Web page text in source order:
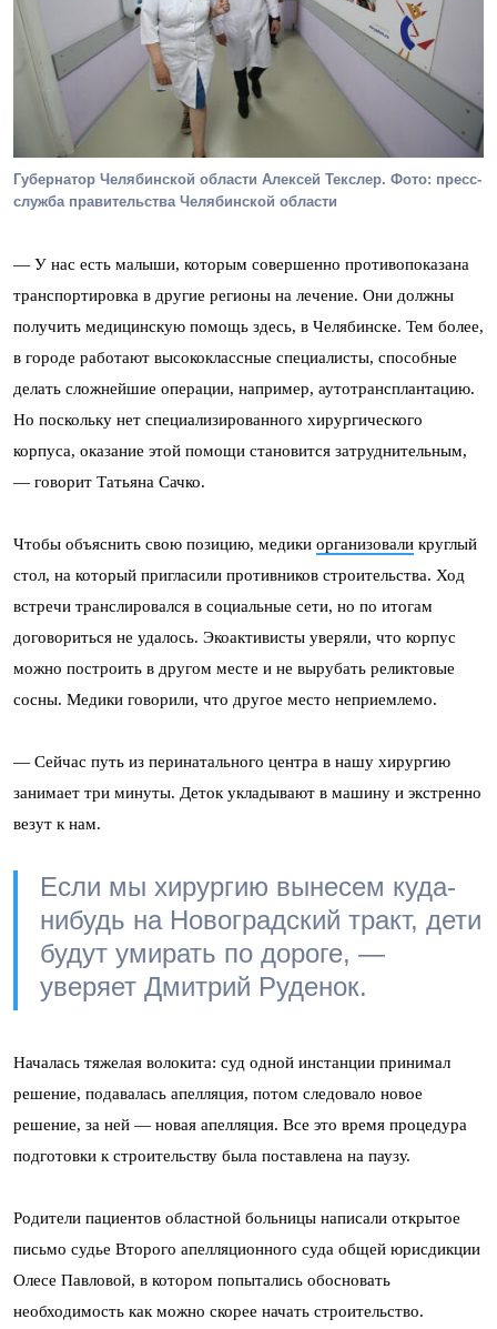
Губернатор Челябинской области Алексей Текслер. Фото: пресс-
служба правительства Челябинской области
— У нас есть малыши, которым совершенно противопоказана
транспортировка в другие регионы на лечение. Они должны
получить медицинскую помощь здесь, в Челябинске. Тем более,
в городе работают высококлассные специалисты, способные
делать сложнейшие операции, например, аутотрансплантацию.
Но поскольку нет специализированного хирургического
корпуса, оказание этой помощи становится затруднительным,
— говорит Татьяна Сачко.
Чтобы объяснить свою позицию, медики организовали круглый
стол, на который пригласили противников строительства. Ход
встречи транслировался в социальные сети, но по итогам
договориться не удалось. Экоактивисты уверяли, что корпус
можно построить в другом месте и не вырубать реликтовые
сосны. Медики говорили, что другое место неприемлемо.
— Сейчас путь из перинатального центра в нашу хирургию
занимает три минуты. Деток укладывают в машину и экстренно
везут к нам.
Если мы хирургию вынесем куда-
нибудь на Новоградский тракт, дети
будут умирать по дороге, —
уверяет Дмитрий Руденок.
Началась тяжелая волокита: суд одной инстанции принимал
решение, подавалась апелляция, потом следовало новое
решение, за ней — новая апелляция. Все это время процедура
подготовки к строительству была поставлена на паузу.
Родители пациентов областной больницы написали открытое
письмо судье Второго апелляционного суда общей юрисдикции
Олесе Павловой, в котором попытались обосновать
необходимость как можно скорее начать строительство.